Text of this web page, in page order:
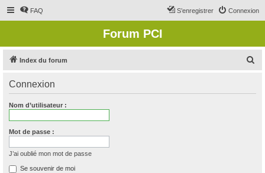
FAQ Connexion
S’enregistrer
Forum PCI
Index du forum
Connexion
Nom d’utilisateur :
Mot de passe :
J’ai oublié mon mot de passe
Se souvenir de moi